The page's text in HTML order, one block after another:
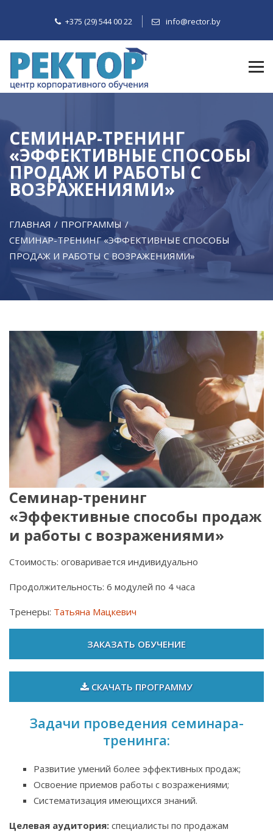
+375 (29) 544 00 22 info@rector.by
СЕМИНАР-ТРЕНИНГ
«ЭФФЕКТИВНЫЕ СПОСОБЫ
ПРОДАЖ И РАБОТЫ С
ВОЗРАЖЕНИЯМИ»
ГЛАВНАЯ
ПРОГРАММЫ
СЕМИНАР-ТРЕНИНГ «ЭФФЕКТИВНЫЕ СПОСОБЫ
ПРОДАЖ И РАБОТЫ С ВОЗРАЖЕНИЯМИ»
Семинар-тренинг
«Эффективные способы продаж
и работы с возражениями»
Стоимость: оговаривается индивидуально
Продолжительность: 6 модулей по 4 часа
Тренеры: Татьяна Мацкевич
ЗАКАЗАТЬ ОБУЧЕНИЕ
СКАЧАТЬ ПРОГРАММУ
Задачи проведения семинара-
тренинга:
Развитие умений более эффективных продаж;
Освоение приемов работы с возражениями;
Систематизация имеющихся знаний.
Целевая аудитория: специалисты по продажам